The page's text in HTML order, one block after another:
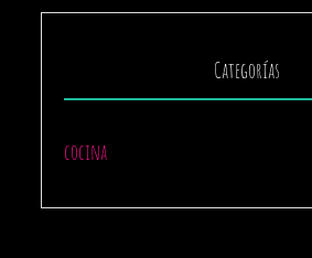
Categorías
cocina